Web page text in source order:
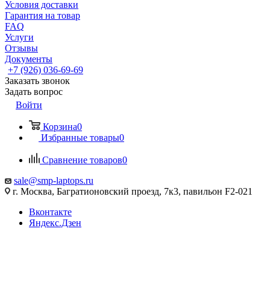
Условия доставки
Гарантия на товар
FAQ
Услуги
Отзывы
Документы
+7 (926) 036-69-69
Заказать звонок
Задать вопрос
Войти
Корзина0
Избранные товары0
Сравнение товаров0
sale@smp-laptops.ru
г. Москва, Багратионовский проезд, 7к3, павильон F2-021
Вконтакте
Яндекс.Дзен